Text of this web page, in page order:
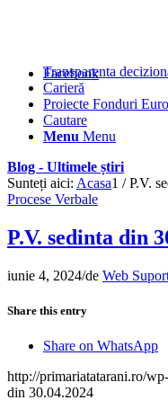
Facebook
Transparenta
Carieră
Proiecte Fonduri
Cautare
Menu Menu
Blog - Ultimele știri
Sunteți aici: Acasa1 / P.V.
Procese Verbale
P.V. sedinta din
iunie 4, 2024/de Web
Share this entry
Share on WhatsApp
http://primariatatarani.ro/
din 30.04.2024